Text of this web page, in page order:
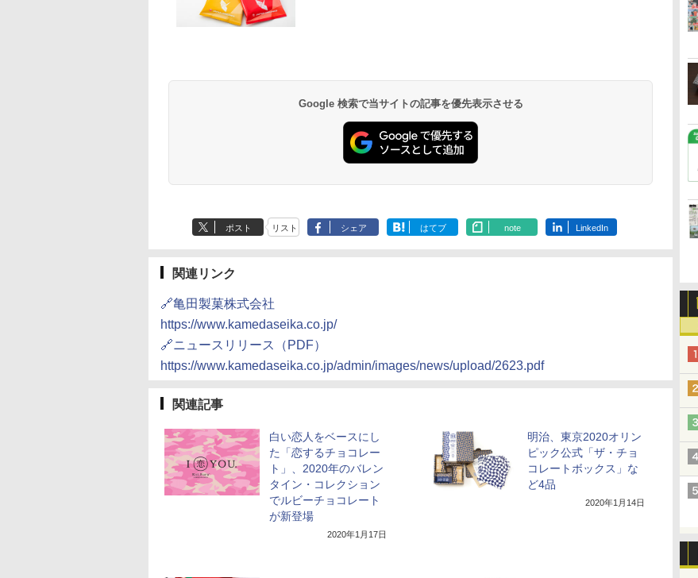
10,450円～
19,541円～
7,950円～
5,758円～
Google 検索で当サイトの記事を優先表示させる
ポスト リスト シェア はてブ note LinkedIn
関連リンク
🔗亀田製菓株式会社
https://www.kamedaseika.co.jp/
🔗ニュースリリース（PDF）
https://www.kamedaseika.co.jp/admin/images/news/upload/2623.pdf
関連記事
白い恋人をベースにし
た「恋するチョコレー
ト」、2020年のバレン
タイン・コレクション
でルビーチョコレート
が新登場
2020年1月17日
明治、東京2020オリン
ピック公式「ザ・チョ
コレートボックス」な
ど4品
2020年1月14日